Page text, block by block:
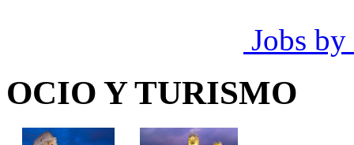
Jobs by
OCIO Y TURISMO